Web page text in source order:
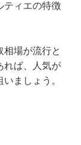
ティエの特徴
相場が流行と
れば、人気が
ましょう。